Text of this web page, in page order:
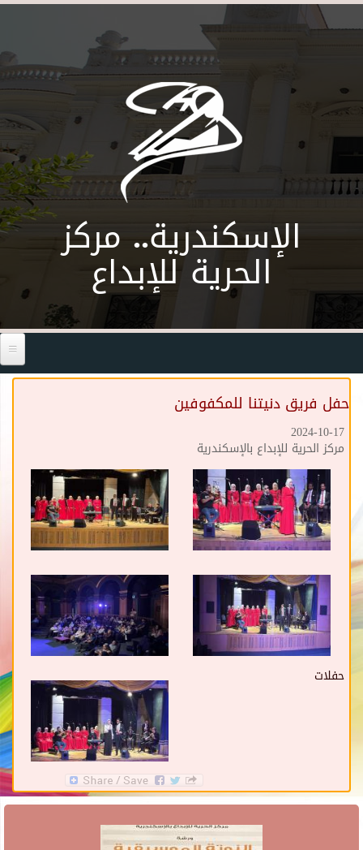
Skip to main content
الإسكندرية.. مركز
الحرية للإبداع
حفل فريق دنيتنا للمكفوفين
2024-10-17
مركز الحرية للإبداع بالإسكندرية
حفلات